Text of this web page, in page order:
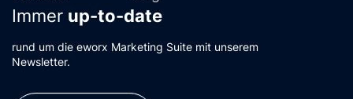
Immer up-to-date
rund um die eworx Marketing Suite mit unserem
Newsletter.